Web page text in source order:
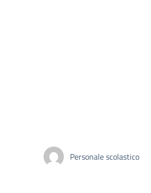
Personale scolastico